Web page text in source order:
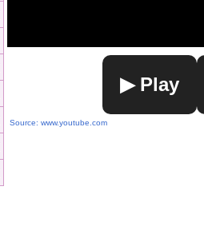
▶ Play
Source: www.youtube.com